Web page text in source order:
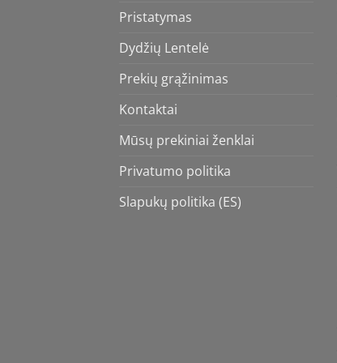
Pristatymas
Dydžių Lentelė
Prekių grąžinimas
Kontaktai
Mūsų prekiniai ženklai
Privatumo politika
Slapukų politika (ES)